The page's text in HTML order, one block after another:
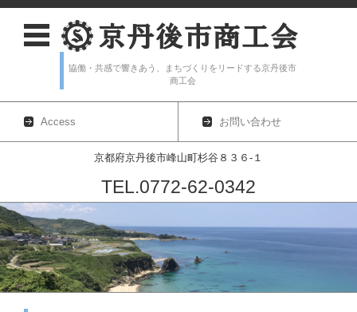
協働・共感で響きあう、まちづくりをリードする京丹後市
商工会
Access お問い合わせ
京都府京丹後市峰山町杉谷８３６-１
TEL.0772-62-0342
コンテンツに移動